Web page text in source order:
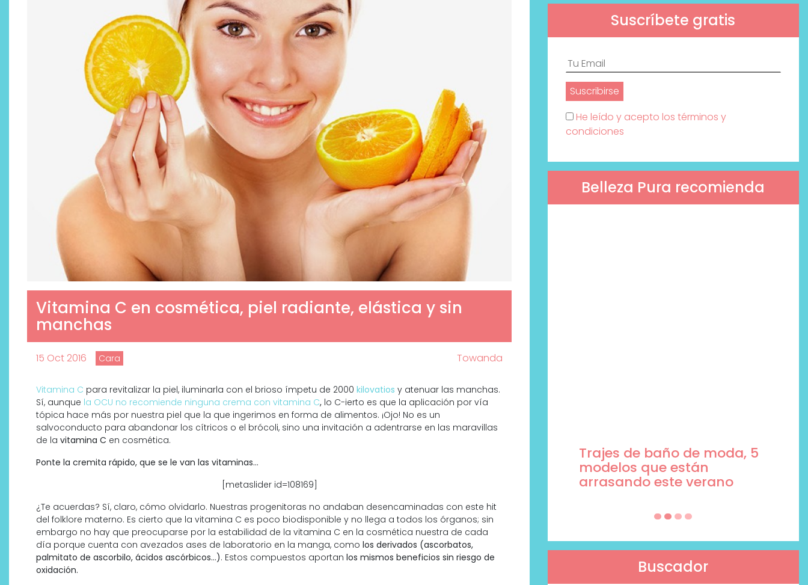
Vitamina C en cosmética, piel radiante, elástica y sin
manchas
15 Oct 2016 Cara Towanda
Vitamina C para revitalizar la piel, iluminarla con el brioso ímpetu de 2000 kilovatios y atenuar las manchas.
Sí, aunque la OCU no recomiende ninguna crema con vitamina C, lo C-ierto es que la aplicación por vía
tópica hace más por nuestra piel que la que ingerimos en forma de alimentos. ¡Ojo! No es un
salvoconducto para abandonar los cítricos o el brócoli, sino una invitación a adentrarse en las maravillas
de la vitamina C en cosmética.
Ponte la cremita rápido, que se le van las vitaminas…
[metaslider id=108169]
¿Te acuerdas? Sí, claro, cómo olvidarlo. Nuestras progenitoras no andaban desencaminadas con este hit
del folklore materno. Es cierto que la vitamina C es poco biodisponible y no llega a todos los órganos; sin
embargo no hay que preocuparse por la estabilidad de la vitamina C en la cosmética nuestra de cada
día porque cuenta con avezados ases de laboratorio en la manga, como los derivados (ascorbatos,
palmitato de ascorbilo, ácidos ascórbicos…). Estos compuestos aportan los mismos beneficios sin riesgo de
oxidación.
Suscríbete gratis
He leído y acepto los términos y
condiciones
Belleza Pura recomienda
profesional va desde las
cabinas a tu rutina diaria
Trajes de baño de moda, 5
modelos que están
arrasando este verano
Buscador